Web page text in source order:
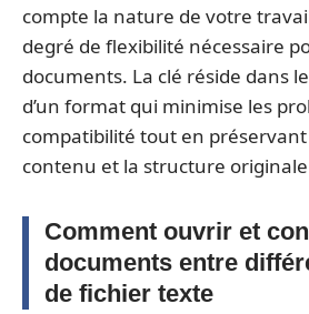
compte la nature de votre
degré de flexibilité nécessaire
documents. La clé réside dans
d’un format qui minimise les
compatibilité tout en
contenu et la structure
Comment ouvrir et
documents entre
de fichier texte